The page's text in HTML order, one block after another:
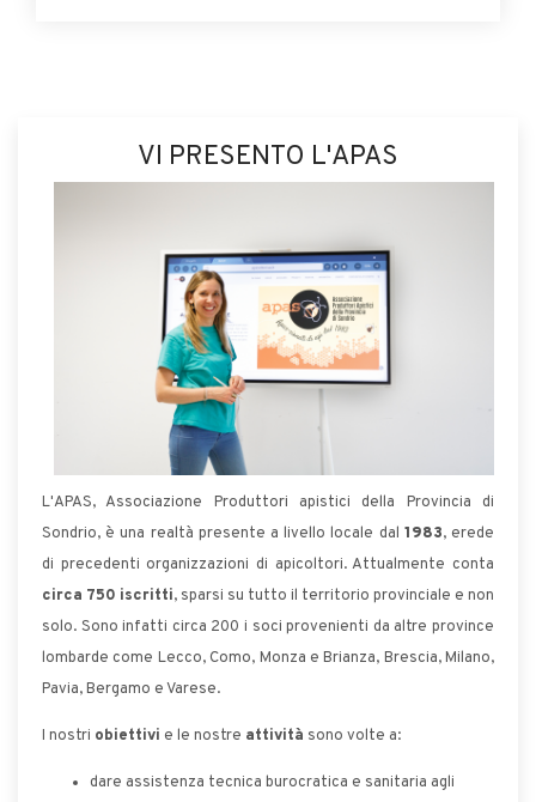
VI PRESENTO L'APAS
L'APAS, Associazione Produttori apistici della Provincia di
Sondrio, è una realtà presente a livello locale dal 1983, erede
di precedenti organizzazioni di apicoltori. Attualmente conta
circa 750 iscritti, sparsi su tutto il territorio provinciale e non
solo. Sono infatti circa 200 i soci provenienti da altre province
lombarde come Lecco, Como, Monza e Brianza, Brescia, Milano,
Pavia, Bergamo e Varese.
I nostri obiettivi e le nostre attività sono volte a:
dare assistenza tecnica burocratica e sanitaria agli